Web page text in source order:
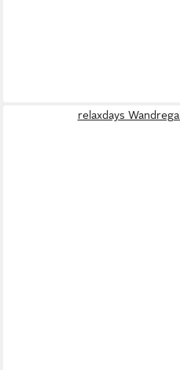
relaxdays